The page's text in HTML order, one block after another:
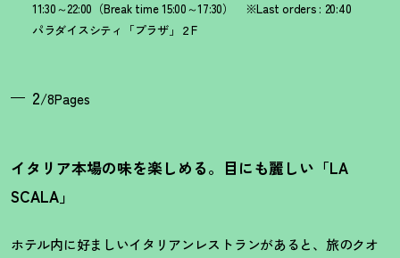
11:30～22:00（Break time 15:00～17:30） ※Last orders : 20:40
パラダイスシティ「プラザ」２F
2/8Pages
イタリア本場の味を楽しめる。目にも麗しい「LA
SCALA」
ホテル内に好ましいイタリアンレストランがあると、旅のクオ